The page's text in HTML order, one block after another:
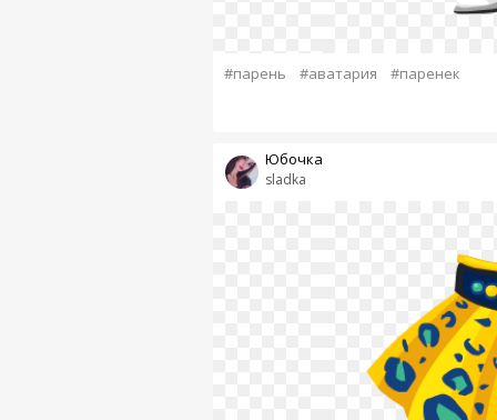
#парень #аватария #паренек
sladka
Юбочка